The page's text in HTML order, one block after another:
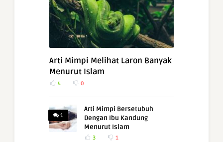
Arti Mimpi Melihat Laron Banyak
Menurut Islam
4 0
1
Arti Mimpi Bersetubuh
Dengan Ibu Kandung
Menurut Islam
3 1